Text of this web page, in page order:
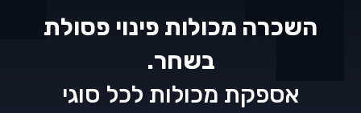
השכרה מכולות פינוי פסולת
בשחר.
אספקת מכולות לכל סוגי